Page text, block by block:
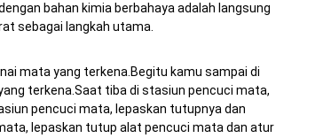
bahan kimia berbahaya adalah langsung
sebagai langkah utama.
mata yang terkena.Begitu kamu sampai di
terkena.Saat tiba di stasiun pencuci mata,
pencuci mata, lepaskan tutupnya dan
lepaskan tutup alat pencuci mata dan atur